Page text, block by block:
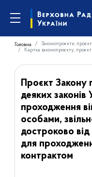
Головна Законопроєкти,
Картка законопроєкту,
Проєкт Закону
деяких законів
проходження
особами,
достроково
для
контрактом